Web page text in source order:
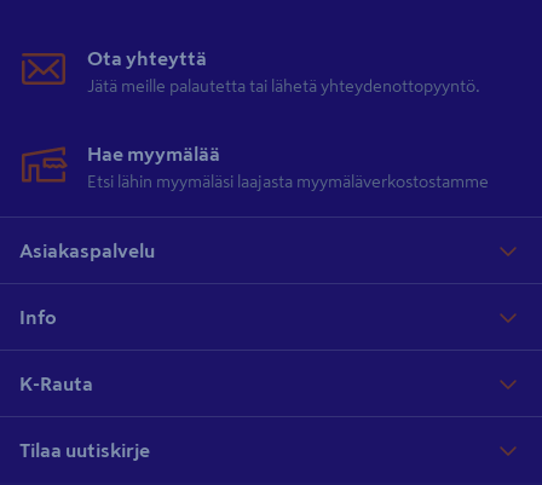
Ota yhteyttä
Jätä meille palautetta tai lähetä yhteydenottopyyntö.
Hae myymälää
Etsi lähin myymäläsi laajasta myymäläverkostostamme
Asiakaspalvelu
Info
K-Rauta
Tilaa uutiskirje